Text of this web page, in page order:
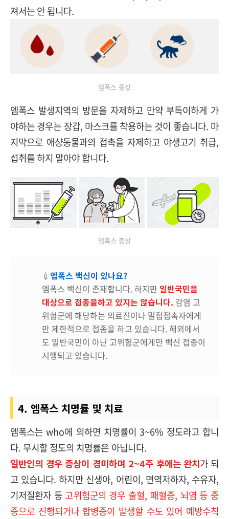
져서는 안 됩니다.
엠폭스 증상
엠폭스 발생지역의 방문을 자제하고 만약 부득이하게 가
야하는 경우는 장갑, 마스크를 착용하는 것이 좋습니다. 마
지막으로 애샹동물과의 접촉을 자제하고 야생고기 취급,
섭취를 하지 말아야 합니다.
엠폭스 증상
💉 엠폭스 백신이 있나요?
엠폭스 백신이 존재합니다. 하지만 일반국민을
대상으로 접종을하고 있지는 않습니다. 감염 고
위험군에 해당하는 의료진이나 밀접접촉자에게
만 제한적으로 접종을 하고 있습니다. 해외에서
도 일반국민이 아닌 고위험군에게만 백신 접종이
시행되고 있습니다.
4. 엠폭스 치명률 및 치료
엠폭스는 who에 의하면 치명률이 3~6% 정도라고 합니
다. 무시할 정도의 치명률은 아닙니다.
일반인의 경우 증상이 경미하며 2~4주 후에는 완치가 되
고 있습니다. 하지만 신생아, 어린이, 면역저하자, 수유자,
기저질환자 등고위험군의 경우 출혈, 패혈증, 뇌염 등 중
증으로 진행되거나 합병증이 발생할 수도 있어 예방수칙